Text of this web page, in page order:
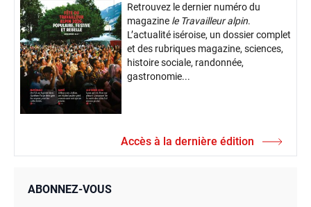
Retrouvez le dernier numéro du
magazine le Travailleur alpin.
L’actualité iséroise, un dossier complet
et des rubriques magazine, sciences,
histoire sociale, randonnée,
gastronomie...
Accès à la dernière édition
ABONNEZ-VOUS